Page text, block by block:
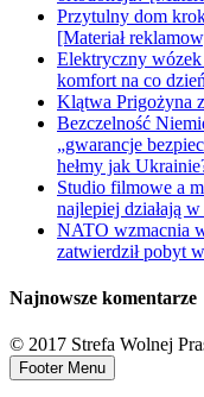
Przytulny dom
[Materiał
Elektryczny
komfort na co
Klątwa Prigożyna
Bezczelność
„gwarancje
hełmy jak
Studio filmowe a
najlepiej działają
NATO wzmacnia
zatwierdził pobyt
Najnowsze komentarze
© 2017 Strefa Wolnej
Footer Menu